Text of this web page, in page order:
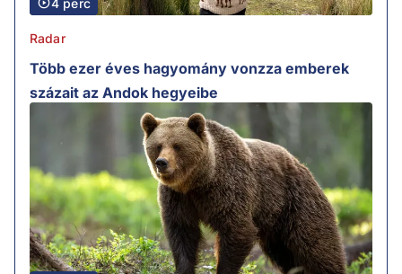
4 perc
Radar
Több ezer éves hagyomány vonzza emberek
százait az Andok hegyeibe